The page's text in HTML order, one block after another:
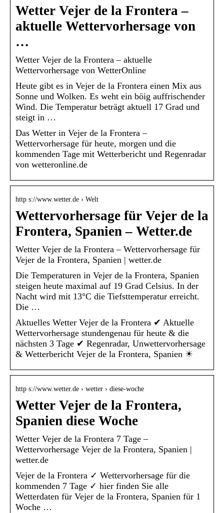
Wetter Vejer de la Frontera –
aktuelle Wettervorhersage von
…
Wetter Vejer de la Frontera – aktuelle
Wettervorhersage von WetterOnline
Heute gibt es in Vejer de la Frontera einen Mix aus
Sonne und Wolken. Es weht ein böig auffrischender
Wind. Die Temperatur beträgt aktuell 17 Grad und
steigt in …
Das Wetter in Vejer de la Frontera –
Wettervorhersage für heute, morgen und die
kommenden Tage mit Wetterbericht und Regenradar
von wetteronline.de
http s://www.wetter.de › Welt
Wettervorhersage für Vejer de la
Frontera, Spanien – Wetter.de
Wetter Vejer de la Frontera – Wettervorhersage für
Vejer de la Frontera, Spanien | wetter.de
Die Temperaturen in Vejer de la Frontera, Spanien
steigen heute maximal auf 19 Grad Celsius. In der
Nacht wird mit 13°C die Tiefsttemperatur erreicht.
Die …
Aktuelles Wetter Vejer de la Frontera ✔ Aktuelle
Wettervorhersage stundengenau für heute & die
nächsten 3 Tage ✔ Regenradar, Unwettervorhersage
& Wetterbericht Vejer de la Frontera, Spanien ☀
http s://www.wetter.de › wetter › diese-woche
Wetter Vejer de la Frontera,
Spanien diese Woche
Wetter Vejer de la Frontera 7 Tage –
Wettervorhersage Vejer de la Frontera, Spanien |
wetter.de
Vejer de la Frontera ✓ Wettervorhersage für die
kommenden 7 Tage ✓ hier finden Sie alle
Wetterdaten für Vejer de la Frontera, Spanien für 1
Woche …